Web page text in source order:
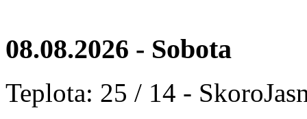
08.08.2026 - Sobota
Teplota: 25 / 14 -